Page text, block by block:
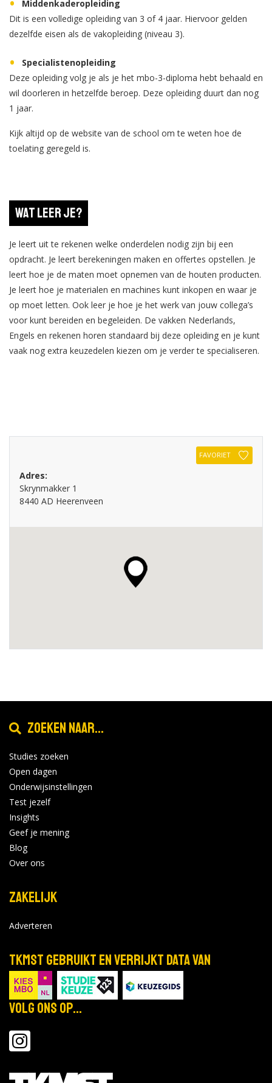
Middenkaderopleiding
Dit is een volledige opleiding van 3 of 4 jaar. Hiervoor gelden
dezelfde eisen als de vakopleiding (niveau 3).
Specialistenopleiding
Deze opleiding volg je als je het mbo-3-diploma hebt behaald en
wil doorleren in hetzelfde beroep. Deze opleiding duurt dan nog
1 jaar.
Kijk altijd op de website van de school om te weten hoe de
toelating geregeld is.
Wat leer je?
Je leert uit te rekenen welke onderdelen nodig zijn bij een
opdracht. Je leert berekeningen maken en offertes opstellen. Je
leert hoe je de maten moet opnemen van de houten producten.
Je leert hoe je materialen en machines kunt inkopen en waar je
op moet letten. Ook leer je hoe je het werk van jouw collega’s
voor kunt bereiden en begeleiden. De vakken Nederlands,
Engels en rekenen horen standaard bij deze opleiding en je kunt
vaak nog extra keuzedelen kiezen om je verder te specialiseren.
FAVORIET
Adres:
Skrynmakker 1
8440 AD Heerenveen
Zoeken naar...
Studies zoeken
Open dagen
Onderwijsinstellingen
Test jezelf
Insights
Geef je mening
Blog
Over ons
Zakelijk
Adverteren
TKMST gebruikt en verrijkt data van
Volg ons op...